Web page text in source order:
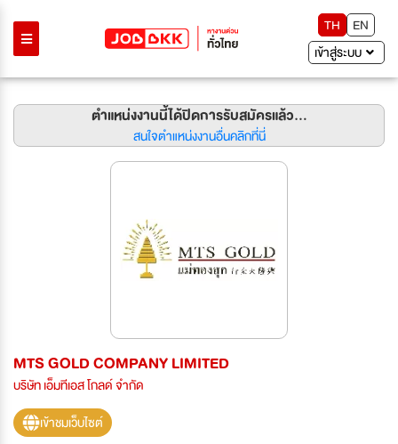
TH
EN
เข้าสู่ระบบ
ตำแหน่งงานนี้ได้ปิดการรับสมัครแล้ว...
สนใจตำแหน่งงานอื่นคลิกที่นี่
MTS GOLD COMPANY LIMITED
บริษัท เอ็มทีเอส โกลด์ จำกัด
เข้าชมเว็บไซต์